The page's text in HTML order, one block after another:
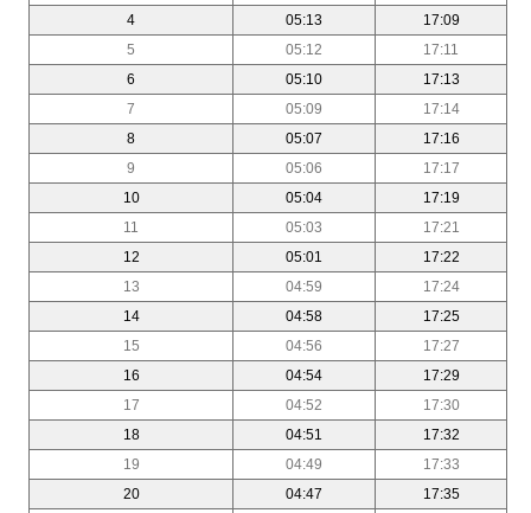
4
05:13
17:09
5
05:12
17:11
6
05:10
17:13
7
05:09
17:14
8
05:07
17:16
9
05:06
17:17
10
05:04
17:19
11
05:03
17:21
12
05:01
17:22
13
04:59
17:24
14
04:58
17:25
15
04:56
17:27
16
04:54
17:29
17
04:52
17:30
18
04:51
17:32
19
04:49
17:33
20
04:47
17:35